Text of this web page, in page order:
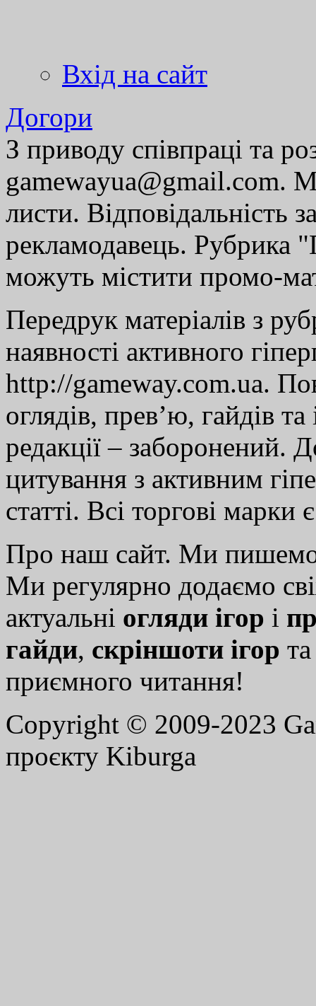
Вхід на сайт
Догори
З приводу співпраці та
gamewayua@gmail.com.
листи. Відповідальність
рекламодавець. Рубрика
можуть містити промо-
Передрук матеріалів з
наявності активного
http://gameway.com.ua.
оглядів, прев’ю, гайдів
редакції – заборонений.
цитування з активним
статті. Всі торгові марки
Про наш сайт. Ми
Ми регулярно додаємо
актуальні огляди ігор і
гайди, скріншоти ігор
приємного читання!
Copyright © 2009-2023
проєкту Kiburga